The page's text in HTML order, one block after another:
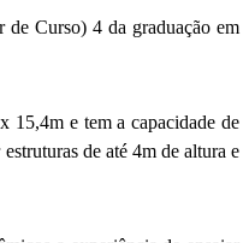
Curso) 4 da graduação em
15,4m e tem a capacidade de
de até 4m de altura e